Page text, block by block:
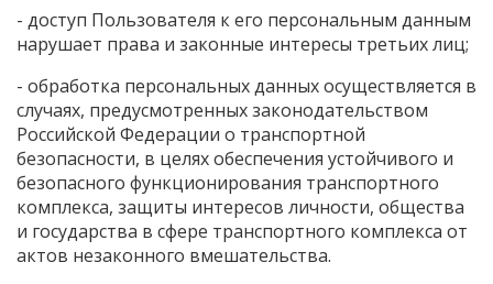
- доступ Пользователя к его персональным данным
нарушает права и законные интересы третьих лиц;
- обработка персональных данных осуществляется в
случаях, предусмотренных законодательством
Российской Федерации о транспортной
безопасности, в целях обеспечения устойчивого и
безопасного функционирования транспортного
комплекса, защиты интересов личности, общества
и государства в сфере транспортного комплекса от
актов незаконного вмешательства.